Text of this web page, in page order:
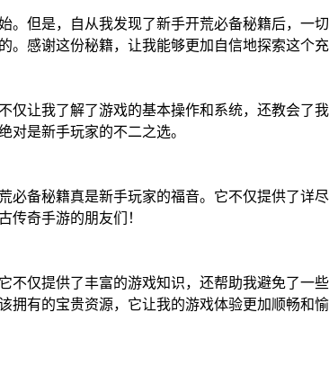
但是，自从我发现了新手开荒必备秘籍后，一
感谢这份秘籍，让我能够更加自信地探索这个充
仅让我了解了游戏的基本操作和系统，还教会了
对是新手玩家的不二之选。
必备秘籍真是新手玩家的福音。它不仅提供了详
传奇手游的朋友们！
不仅提供了丰富的游戏知识，还帮助我避免了一
有的宝贵资源，它让我的游戏体验更加顺畅和愉